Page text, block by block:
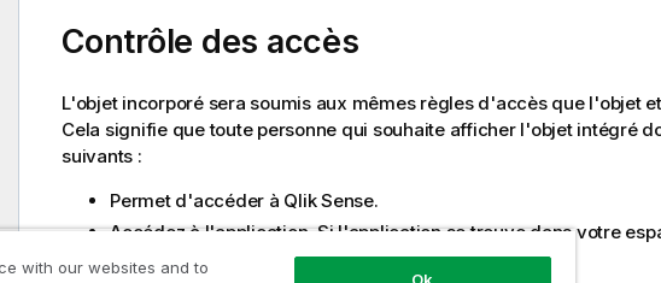
Contrôle des accès
L'objet incorporé sera soumis aux mêmes règles d'accès que l'objet
Cela signifie que toute personne qui souhaite afficher l'objet intégré
suivants :
Permet d'accéder à Qlik Sense.
Accédez à l'application. Si l'application se trouve dans votre
êtes le seul à y avoir accès.
with our websites and to